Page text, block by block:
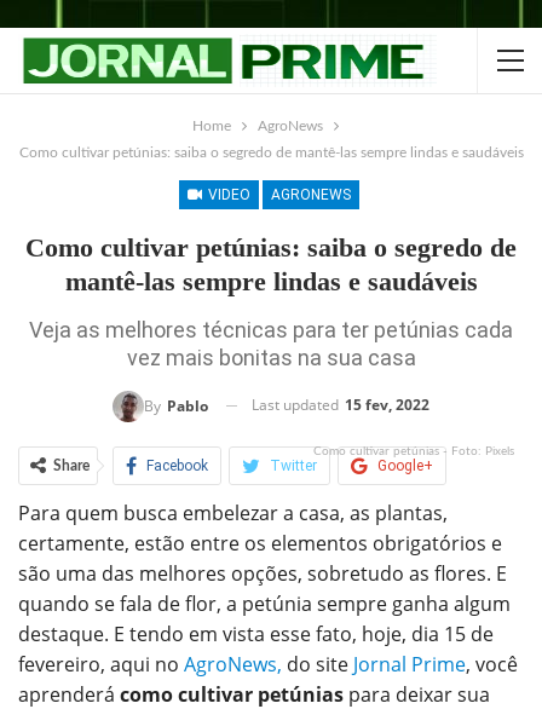
Home
AgroNews
Como cultivar petúnias: saiba o segredo de mantê-las sempre lindas e saudáveis
VIDEO AGRONEWS
Como cultivar petúnias: saiba o segredo de
mantê-las sempre lindas e saudáveis
Veja as melhores técnicas para ter petúnias cada
vez mais bonitas na sua casa
By Pablo Last updated 15 fev, 2022
Como cultivar petúnias - Foto: Pixels
Share Facebook Twitter Google+
ReddIt WhatsApp Pinterest
O email
Para quem busca embelezar a casa, as plantas,
certamente, estão entre os elementos obrigatórios e
são uma das melhores opções, sobretudo as flores. E
quando se fala de flor, a petúnia sempre ganha algum
destaque. E tendo em vista esse fato, hoje, dia 15 de
fevereiro, aqui no AgroNews, do site Jornal Prime, você
aprenderá como cultivar petúnias para deixar sua